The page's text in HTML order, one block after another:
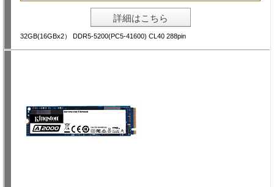
詳細はこちら
32GB(16GBx2） DDR5-5200(PC5-41600) CL40 288pin